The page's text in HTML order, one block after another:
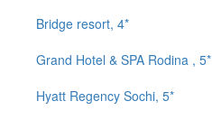
Bridge resort, 4*
Grand Hotel & SPA Rodina , 5*
Hyatt Regency Sochi, 5*